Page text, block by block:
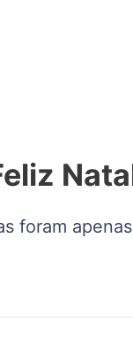
foram